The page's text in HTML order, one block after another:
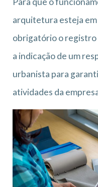
arquitetura esteja
obrigatório o registro
a indicação de um
urbanista para
atividades da